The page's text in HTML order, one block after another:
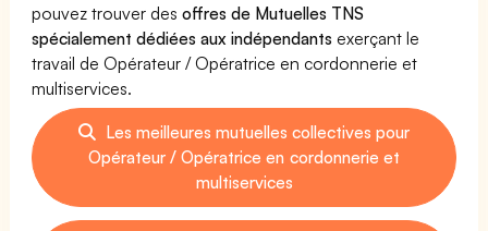
pouvez trouver desoffres de Mutuelles TNS
spécialement dédiées aux indépendants exerçant le
travail de Opérateur / Opératrice en cordonnerie et
multiservices.
Les meilleures mutuelles collectives pour
Opérateur / Opératrice en cordonnerie et
multiservices